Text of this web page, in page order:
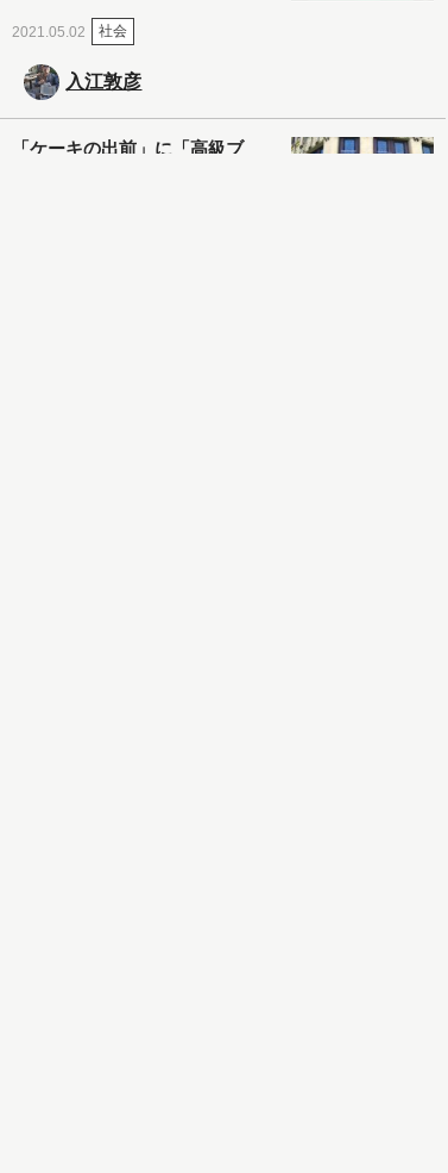
2021.05.02 社会
入江敦彦
「ケーキの出前」に「高級ブ